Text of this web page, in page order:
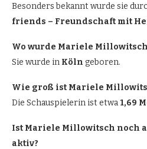
Besonders bekannt wurde sie
friends – Freundschaft mit
Wo wurde Mariele
Sie wurde in Köln geboren.
Wie groß ist Mariele
Die Schauspielerin ist etwa1,69
Ist Mariele Millowitsch noch
aktiv?